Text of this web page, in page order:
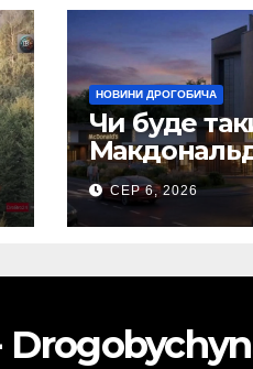
НОВИНИ ДРОГОБИЧА
Чи буде
СЕР 6, 2026